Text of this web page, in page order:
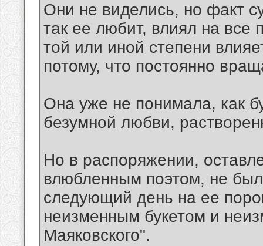
Они не виделись, но факт
так ее любит, влиял на все
той или иной степени
потому, что постоянно
Она уже не понимала, как
безумной любви,
Но в распоряжении,
влюбленным поэтом, не
следующий день на ее
неизменным букетом и
Маяковского".